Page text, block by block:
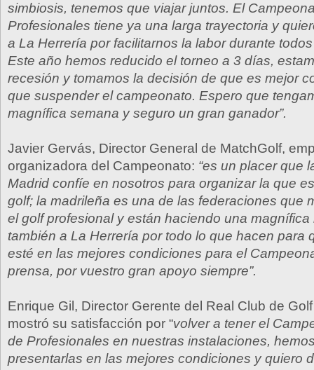
simbiosis, tenemos que viajar juntos. El
Profesionales tiene ya una larga trayectoria y
a La Herrería por facilitarnos la labor durante
Este año hemos reducido el torneo a 3 días,
recesión y tomamos la decisión de que es mejor
que suspender el campeonato. Espero que
magnífica semana y seguro un gran ganador”.
Javier Gervás, Director General de MatchGolf,
organizadora del Campeonato: “es un placer que
Madrid confíe en nosotros para organizar la que
golf; la madrileña es una de las federaciones que
el golf profesional y están haciendo una
también a La Herrería por todo lo que hacen para
esté en las mejores condiciones para el
prensa, por vuestro gran apoyo siempre”.
Enrique Gil, Director Gerente del Real Club de
mostró su satisfacción por “volver a tener el
de Profesionales en nuestras instalaciones,
presentarlas en las mejores condiciones y quiero